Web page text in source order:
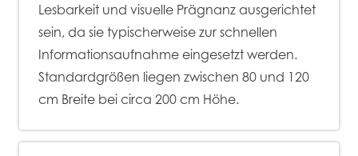
Lesbarkeit und visuelle Prägnanz ausgerichtet
sein, da sie typischerweise zur schnellen
Informationsaufnahme eingesetzt werden.
Standardgrößen liegen zwischen 80 und 120
cm Breite bei circa 200 cm Höhe.